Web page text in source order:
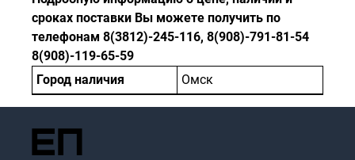
сроках поставки Вы можете получить по
телефонам 8(3812)-245-116, 8(908)-791-81-54
8(908)-119-65-59
Город наличия
Омск